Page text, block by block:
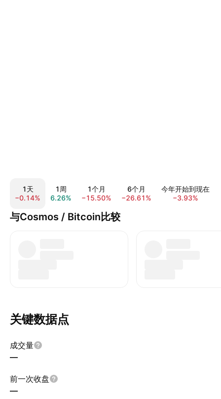
1天
−0.14%
1周
6.26%
1个月
−15.50%
6个月
−26.61%
今年开始到现在
−3.93%
与Cosmos / Bitcoin比较
关键数据点
成交量
—
前一次收盘
—